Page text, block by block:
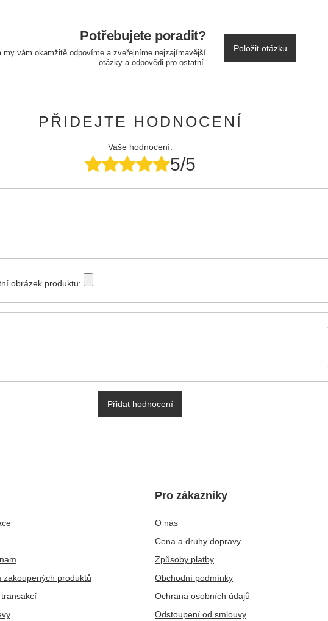
Potřebujete poradit?
my vám okamžitě odpovíme a zveřejníme nejzajímavější
otázky a odpovědi pro ostatní.
Položit otázku
PŘIDEJTE HODNOCENÍ
Vaše hodnocení:
5/5
obrázek produktu:
Přidat hodnocení
zakoupených produktů
Pro zákazníky
O nás
Cena a druhy dopravy
Způsoby platby
Obchodní podmínky
Ochrana osobních údajů
Odstoupení od smlouvy